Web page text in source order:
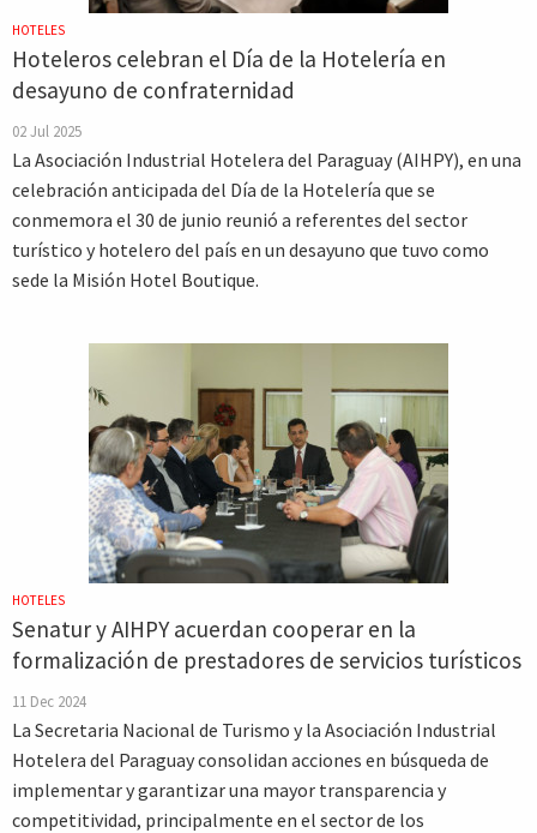
HOTELES
Hoteleros celebran el Día de la Hotelería en
desayuno de confraternidad
02 Jul 2025
La Asociación Industrial Hotelera del Paraguay (AIHPY), en una
celebración anticipada del Día de la Hotelería que se
conmemora el 30 de junio reunió a referentes del sector
turístico y hotelero del país en un desayuno que tuvo como
sede la Misión Hotel Boutique.
HOTELES
Senatur y AIHPY acuerdan cooperar en la
formalización de prestadores de servicios turísticos
11 Dec 2024
La Secretaria Nacional de Turismo y la Asociación Industrial
Hotelera del Paraguay consolidan acciones en búsqueda de
implementar y garantizar una mayor transparencia y
competitividad, principalmente en el sector de los